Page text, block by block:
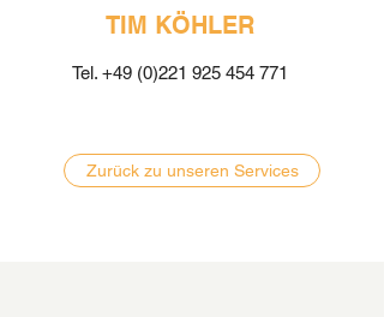
TIM KÖHLER
Tel. +49 (0)221 925 454 771
Zurück zu unseren Services